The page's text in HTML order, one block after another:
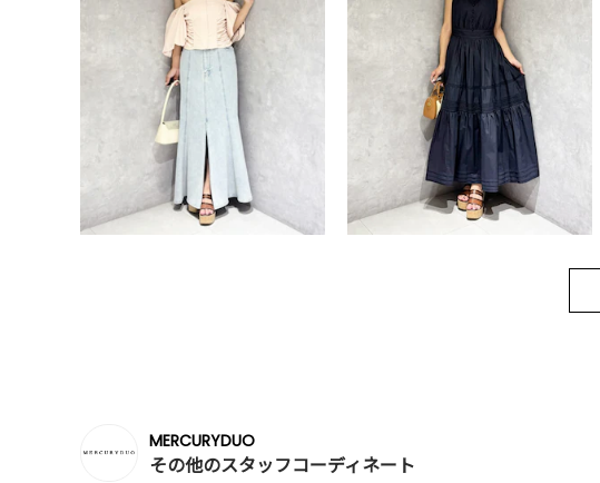
MERCURYDUO
その他のスタッフコーディネート